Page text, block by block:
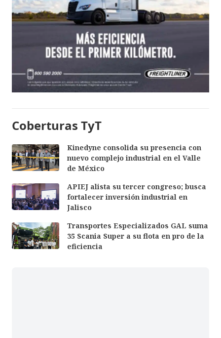
Coberturas TyT
Kinedyne consolida su presencia con
nuevo complejo industrial en el Valle
de México
APIEJ alista su tercer congreso; busca
fortalecer inversión industrial en
Jalisco
Transportes Especializados GAL suma
35 Scania Super a su flota en pro de la
eficiencia